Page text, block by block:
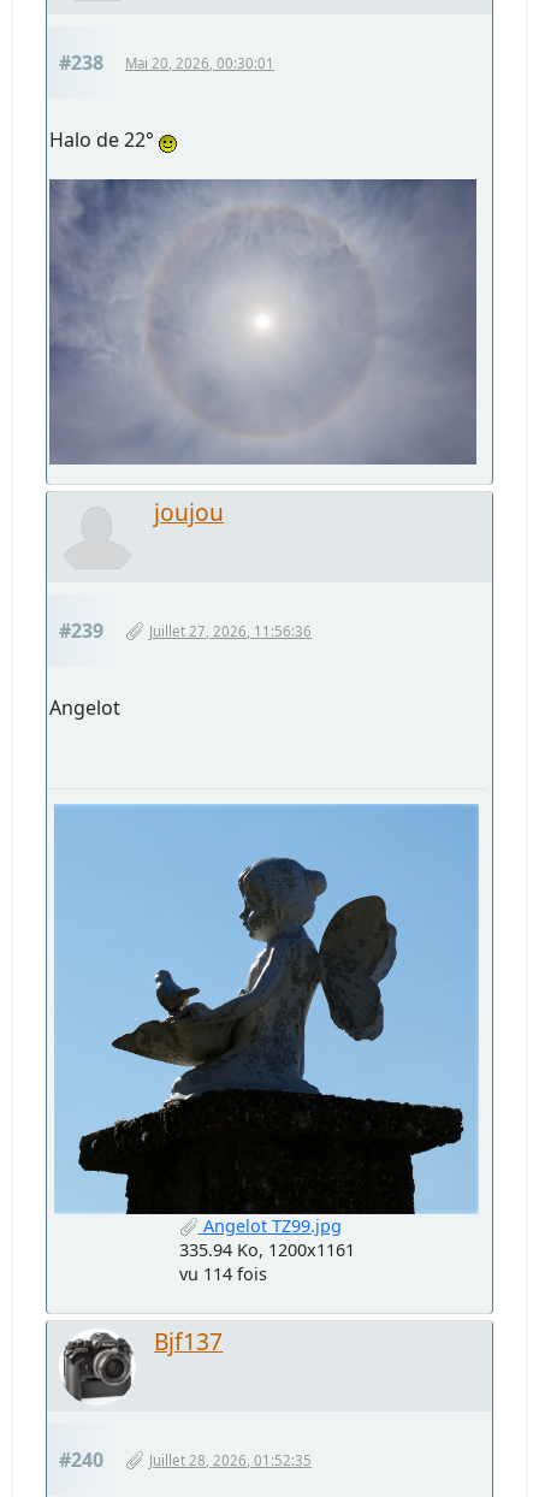
#238 Mai 20, 2026, 00:30:01
Halo de 22°
joujou
#239 Juillet 27, 2026, 11:56:36
Angelot
Angelot TZ99.jpg
335.94 Ko, 1200x1161
vu 114 fois
Bjf137
#240 Juillet 28, 2026, 01:52:35